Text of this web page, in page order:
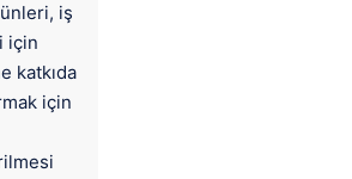
iş
için
katkıda
için